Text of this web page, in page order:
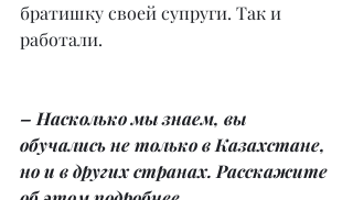
братишку своей супруги. Так и
работали.
– Насколько мы знаем, вы
обучались не только в Казахстане,
но и в других странах. Расскажите